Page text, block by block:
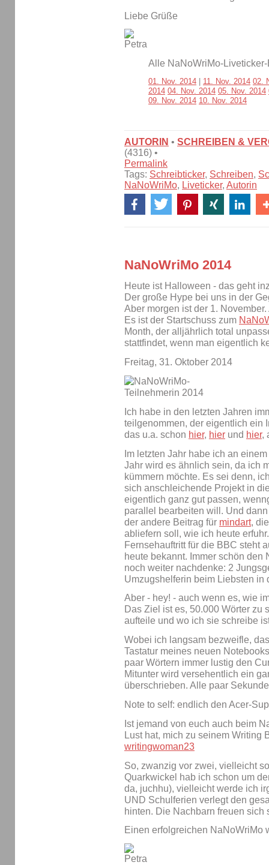
Liebe Grüße
Alle NaNoWriMo-
01. Nov. 2014 11. Nov. 2014 02.
2014 04. Nov. 2014 05. Nov. 2014
09. Nov. 2014 10. Nov. 2014
AUTORIN • SCHREIBEN &
(4316) •
Permalink
Tags: Schreibticker, Schreiben,
NaNoWriMo, Liveticker, Autorin
NaNoWriMo 2014
Heute ist Halloween - das geht
Der große Hype bei uns in der
Aber morgen ist der 1.
Es ist der Startschuss zum
Month, der alljährlich total
stattfindet, wenn man eigentlich
Freitag, 31. Oktober 2014
Ich habe in den letzten Jahren
teilgenommen, der eigentlich ein
das u.a. schon hier, hier und hier,
Im letzten Jahr habe ich an
Jahr wird es ähnlich sein, da ich
kümmern möchte. Es sei denn,
sich anschleichende Projekt in
eigentlich ganz gut passen,
parallel bearbeiten will. Und
der andere Beitrag für mindart,
abliefern soll, wie ich heute
Fernsehauftritt für die BBC steht
heute bekannt. Immer schön
noch weiter nachdenke: 2
Umzugshelferin beim Liebsten in
Aber - hey! - auch wenn es, wie
Das Ziel ist es, 50.000 Wörter zu
aufteile und wo ich sie schreibe
Wobei ich langsam bezweifle,
Tastatur meines neuen
paar Wörtern immer lustig den
Mitunter wird versehentlich ein
überschrieben. Alle paar
Note to self: endlich den Acer-
Ist jemand von euch auch beim
Lust hat, mich zu seinem Writing
writingwoman23
So, zwanzig vor zwei, vielleicht
Quarkwickel hab ich schon um
da, juchhu), vielleicht werde ich
UND Schulferien verlegt den
hinten. Die Nachbarn freuen sich
Einen erfolgreichen NaNoWriMo